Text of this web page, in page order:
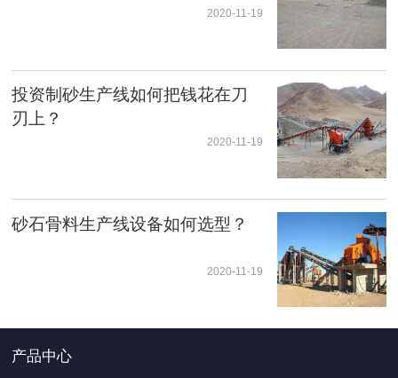
2020-11-19
投资制砂生产线如何把钱花在刀
刃上？
2020-11-19
砂石骨料生产线设备如何选型？
2020-11-19
产品中心